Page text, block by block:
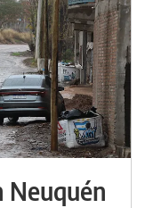
Neuquén